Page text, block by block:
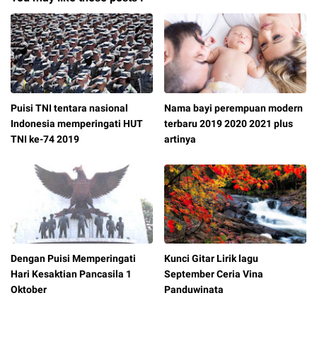
Puisi TNI tentara nasional
Indonesia memperingati HUT
TNI ke-74 2019
Nama bayi perempuan modern
terbaru 2019 2020 2021 plus
artinya
Dengan Puisi Memperingati
Hari Kesaktian Pancasila 1
Oktober
Kunci Gitar Lirik lagu
September Ceria Vina
Panduwinata